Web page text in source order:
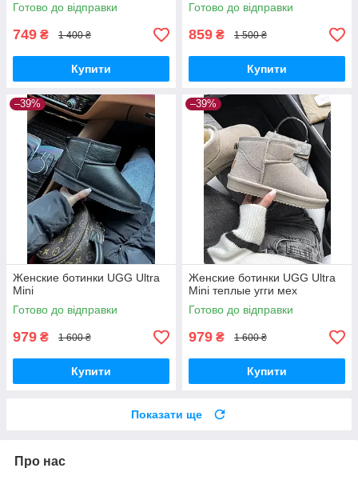
Готово до відправки
749 ₴ 1 400 ₴
Купити
Готово до відправки
859 ₴ 1 500 ₴
Купити
–39%
Женские ботинки UGG Ultra
Mini
Готово до відправки
979 ₴ 1 600 ₴
Купити
–39%
Женские ботинки UGG Ultra
Mini теплые угги мех
Готово до відправки
979 ₴ 1 600 ₴
Купити
Показати ще
Про нас